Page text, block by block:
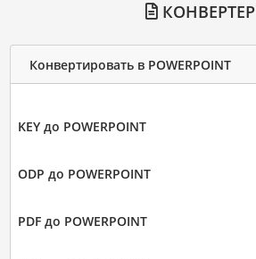
КОНВЕРТЕР
Конвертировать в POWERPOINT
KEY до POWERPOINT
ODP до POWERPOINT
PDF до POWERPOINT